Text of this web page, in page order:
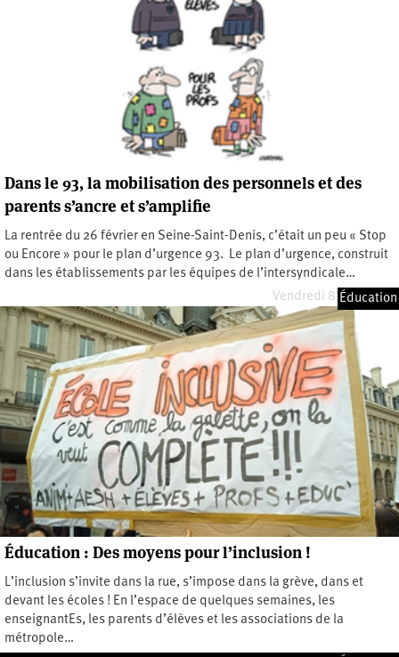
Dans le 93, la mobilisation des personnels et des
parents s’ancre et s’amplifie
La rentrée du 26 février en Seine-Saint-Denis, c’était un peu « Stop
ou Encore » pour le plan d’urgence 93. Le plan d’urgence, construit
dans les établissements par les équipes de l’intersyndicale…
Vendredi 8 mars 2024
Éducation
Éducation : Des moyens pour l’inclusion !
L’inclusion s’invite dans la rue, s’impose dans la grève, dans et
devant les écoles ! En l’espace de quelques semaines, les
enseignantEs, les parents d’élèves et les associations de la
métropole…